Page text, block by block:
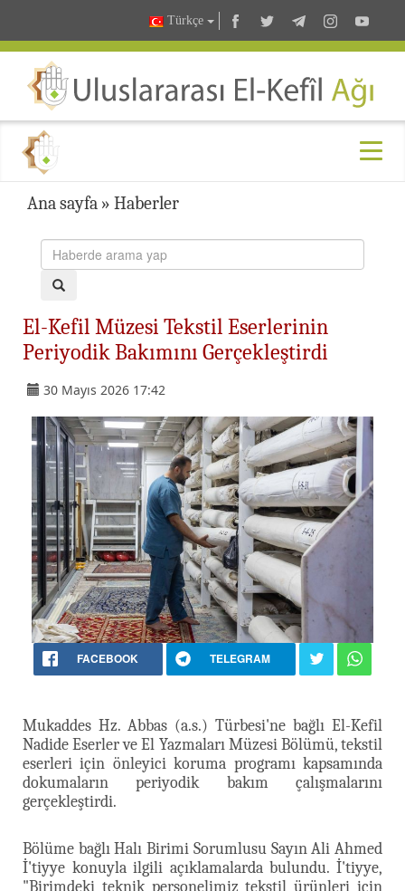
Türkçe
Ana sayfa » Haberler
El-Kefil Müzesi Tekstil Eserlerinin
Periyodik Bakımını Gerçekleştirdi
30 Mayıs 2026 17:42
FACEBOOK TELEGRAM
Mukaddes Hz. Abbas (a.s.) Türbesi'ne bağlı El-Kefil
Nadide Eserler ve El Yazmaları Müzesi Bölümü, tekstil
eserleri için önleyici koruma programı kapsamında
dokumaların periyodik bakım çalışmalarını
gerçekleştirdi.
Bölüme bağlı Halı Birimi Sorumlusu Sayın Ali Ahmed
İ'tiyye konuyla ilgili açıklamalarda bulundu. İ'tiyye,
"Birimdeki teknik personelimiz tekstil ürünleri için